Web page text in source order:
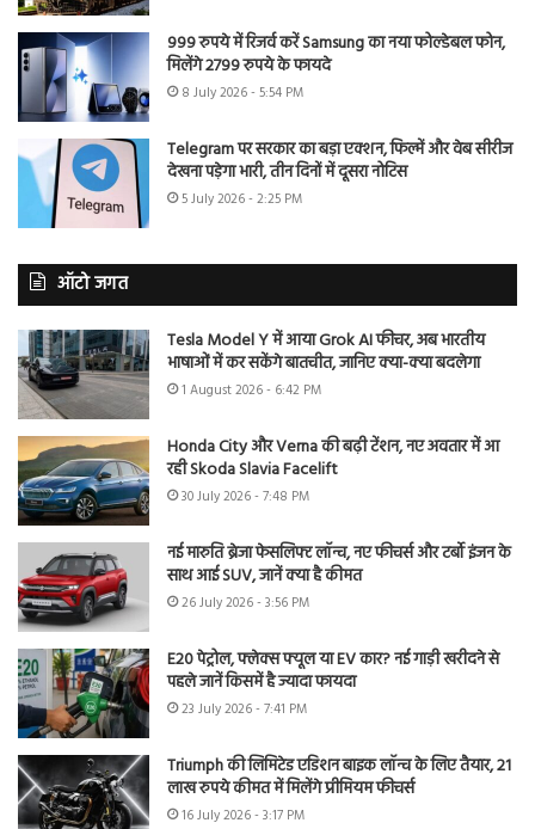
999 रुपये में रिजर्व करें Samsung का नया फोल्डेबल फोन,
मिलेंगे 2799 रुपये के फायदे
8 July 2026 - 5:54 PM
Telegram पर सरकार का बड़ा एक्शन, फिल्में और वेब सीरीज
देखना पड़ेगा भारी, तीन दिनों में दूसरा नोटिस
5 July 2026 - 2:25 PM
ऑटो जगत
Tesla Model Y में आया Grok AI फीचर, अब भारतीय
भाषाओं में कर सकेंगे बातचीत, जानिए क्या-क्या बदलेगा
1 August 2026 - 6:42 PM
Honda City और Verna की बढ़ी टेंशन, नए अवतार में आ
रही Skoda Slavia Facelift
30 July 2026 - 7:48 PM
नई मारुति ब्रेजा फेसलिफ्ट लॉन्च, नए फीचर्स और टर्बो इंजन के
साथ आई SUV, जानें क्या है कीमत
26 July 2026 - 3:56 PM
E20 पेट्रोल, फ्लेक्स फ्यूल या EV कार? नई गाड़ी खरीदने से
पहले जानें किसमें है ज्यादा फायदा
23 July 2026 - 7:41 PM
Triumph की लिमिटेड एडिशन बाइक लॉन्च के लिए तैयार, 21
लाख रुपये कीमत में मिलेंगे प्रीमियम फीचर्स
16 July 2026 - 3:17 PM